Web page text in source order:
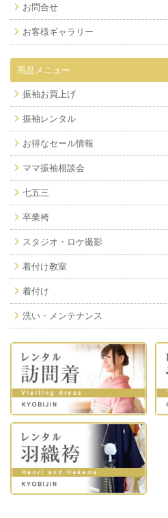
お問合せ
お客様ギャラリー
商品メニュー
振袖お買上げ
振袖レンタル
お得なセール情報
ママ振袖相談会
七五三
卒業袴
スタジオ・ロケ撮影
着付け教室
着付け
洗い・メンテナンス